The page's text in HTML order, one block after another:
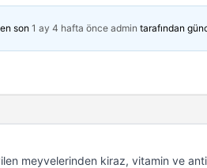
son 1 ay 4 hafta önce admin tarafından
meyvelerinden kiraz, vitamin ve